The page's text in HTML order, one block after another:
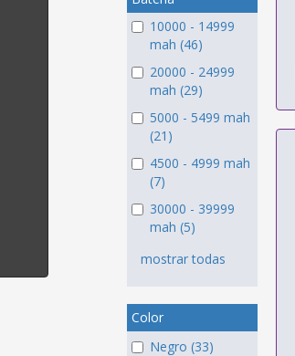
10000 - 14999
mah (46)
20000 - 24999
mah (29)
5000 - 5499 mah
(21)
4500 - 4999 mah
(7)
30000 - 39999
mah (5)
mostrar todas
Color
Negro (33)